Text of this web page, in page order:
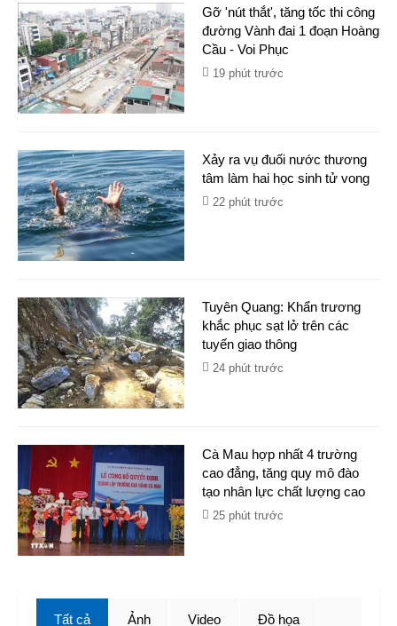
Gỡ 'nút thắt', tăng tốc thi công
đường Vành đai 1 đoạn Hoàng
Cầu - Voi Phục
19 phút trước
Xảy ra vụ đuối nước thương
tâm làm hai học sinh tử vong
22 phút trước
Tuyên Quang: Khẩn trương
khắc phục sạt lở trên các
tuyến giao thông
24 phút trước
Cà Mau hợp nhất 4 trường
cao đẳng, tăng quy mô đào
tạo nhân lực chất lượng cao
25 phút trước
Tất cả Ảnh Video Đồ họa